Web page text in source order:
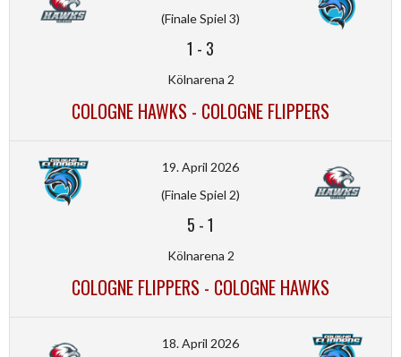
(Finale Spiel 3)
1 - 3
Kölnarena 2
COLOGNE HAWKS - COLOGNE FLIPPERS
19. April 2026
(Finale Spiel 2)
5 -1
Kölnarena 2
COLOGNE FLIPPERS - COLOGNE HAWKS
18. April 2026